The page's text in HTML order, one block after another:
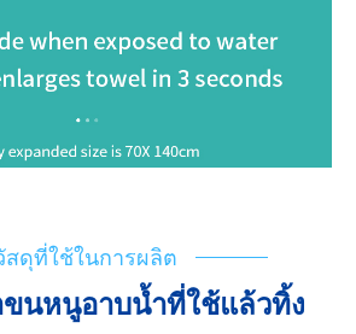
สดุที่ใช้ในการผลิต
นหนูอาบน้ำที่ใช้แล้วทิ้ง